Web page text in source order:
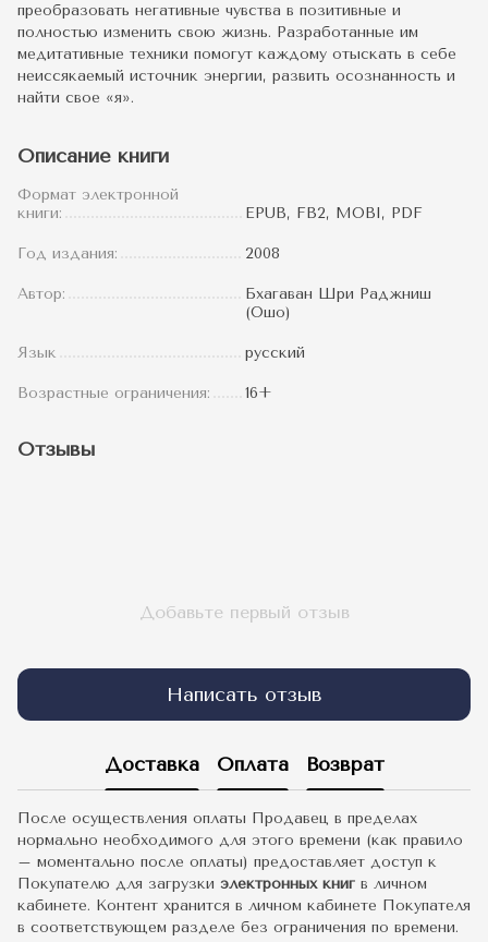
преобразовать негативные чувства в позитивные и
полностью изменить свою жизнь. Разработанные им
медитативные техники помогут каждому отыскать в себе
неиссякаемый источник энергии, развить осознанность и
найти свое «я».
Описание книги
Формат электронной
книги:
EPUB, FB2, MOBI, PDF
Год издания: 2008
Автор:
Бхагаван Шри Раджниш
(Ошо)
Язык русский
Возрастные ограничения: 16+
Отзывы
Добавьте первый отзыв
Написать отзыв
Доставка Оплата Возврат
После осуществления оплаты Продавец в пределах
нормально необходимого для этого времени (как правило
– моментально после оплаты) предоставляет доступ к
Покупателю для загрузки электронных книг в личном
кабинете. Контент хранится в личном кабинете Покупателя
в соответствующем разделе без ограничения по времени.